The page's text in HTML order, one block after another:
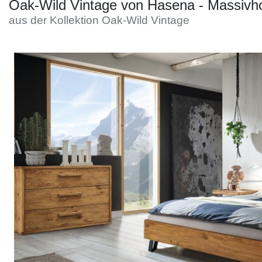
Oak-Wild Vintage von Hasena -
aus der Kollektion Oak-Wild Vintage
Konfigurator
Markenwelt
Letz-
Deals